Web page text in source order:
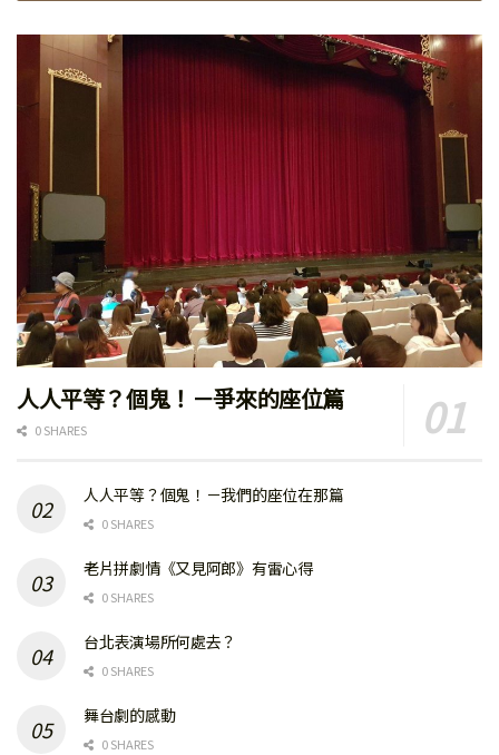
人人平等？個鬼！－爭來的座位篇
0 SHARES
人人平等？個鬼！－我們的座位在那篇
0 SHARES
老片拼劇情《又見阿郎》有雷心得
0 SHARES
台北表演場所何處去？
0 SHARES
舞台劇的感動
0 SHARES